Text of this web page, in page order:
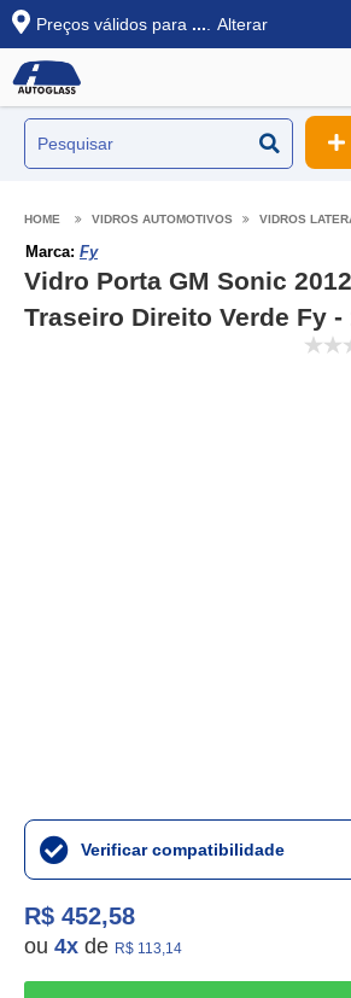
Preços válidos para ... Alterar
VIDROS AUTOMOTIVOS VIDROS
Marca: Fy
Vidro Porta GM Sonic
Traseiro Direito Verde Fy -
Verificar compatibilidade
R$ 452,58
ou 4x de R$ 113,14